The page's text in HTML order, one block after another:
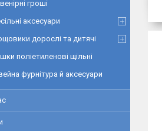
гроші
аксесуари
дорослі та дитячі
поліетиленові щільні
фурнітура й аксесуари